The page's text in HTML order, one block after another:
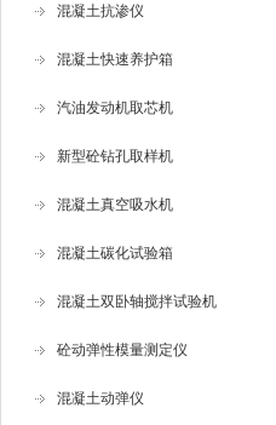
混凝土抗渗仪
混凝土快速养护箱
汽油发动机取芯机
新型砼钻孔取样机
混凝土真空吸水机
混凝土碳化试验箱
混凝土双卧轴搅拌试验机
砼动弹性模量测定仪
混凝土动弹仪